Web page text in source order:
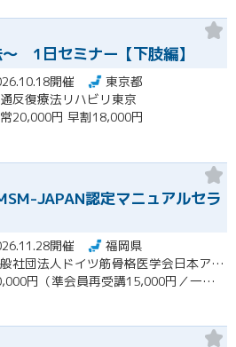
1日セミナー【下肢編】
開催
東京都
反復療法リハビリ東京
20,000円 早割18,000円
JAPAN認定マニュアルセラ
開催
福岡県
一般社団法人ドイツ筋骨格医学会日本アカデミー（DGMSM-JAPAN）福岡博多会場
30,000円（準会員再受講15,000円／一般会員13,000円）